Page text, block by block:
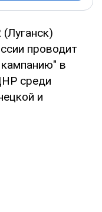
проводит
в
среди
и